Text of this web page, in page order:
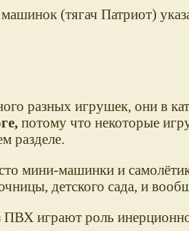
(тягач Патриот)
разных игрушек, они в
потому что некоторые
разделе.
мини-машинки и
детского сада, и
ПВХ играют роль